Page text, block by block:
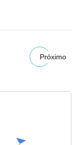
Próximo